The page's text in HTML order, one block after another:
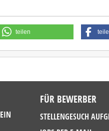
teilen
FÜR BEWERBER
STELLENGESUCH